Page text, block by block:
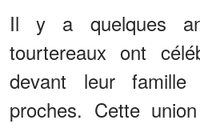
Il y a quelques
tourtereaux ont
devant leur
proches. Cette union